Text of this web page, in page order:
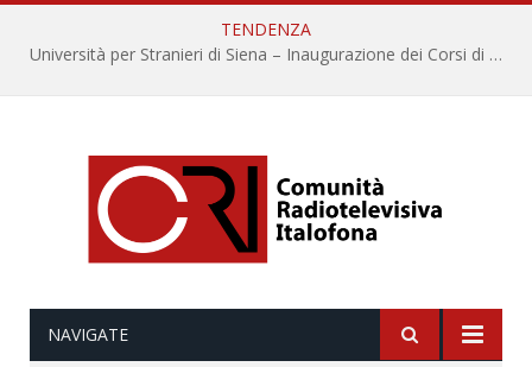
TENDENZA
Università per Stranieri di Siena – Inaugurazione dei Corsi di Lingua e Cultura Italiana, 109a annata
NAVIGATE